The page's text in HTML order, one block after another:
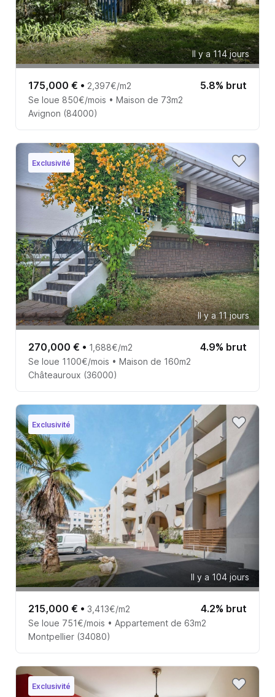
Il y a 114 jours
175,000 € • 2,397€/m2 5.8% brut
Se loue 850€/mois • Maison de 73m2
Avignon (84000)
Exclusivité
Il y a 11 jours
270,000 € • 1,688€/m2 4.9% brut
Se loue 1100€/mois • Maison de 160m2
Châteauroux (36000)
Exclusivité
Il y a 104 jours
215,000 € • 3,413€/m2 4.2% brut
Se loue 751€/mois • Appartement de 63m2
Montpellier (34080)
Exclusivité